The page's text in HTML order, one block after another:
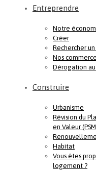
Entreprendre
Notre
Créer
Rechercher
Nos
Dérogation
Construire
Urbanisme
Révision du
en Valeur
Habitat
Vous êtes
logement ?